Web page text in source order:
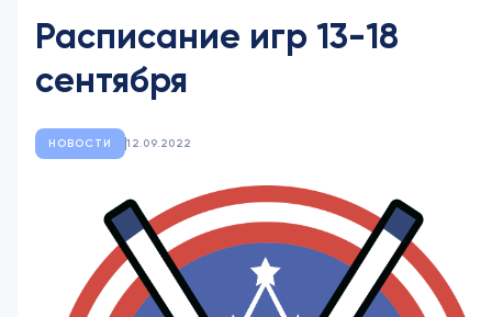
Расписание игр 13-18
сентября
НОВОСТИ 12.09.2022